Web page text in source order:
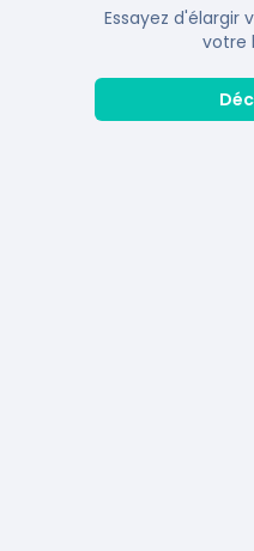
Essayez d'élargir
votre